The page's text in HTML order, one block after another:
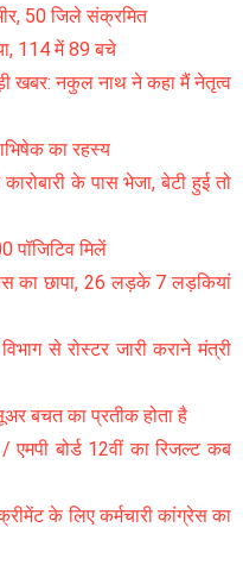
50 जिले संक्रमित
114 में 89 बचे
खबर: नकुल नाथ ने कहा मैं नेतृत्व
का रहस्य
के पास भेजा, बेटी हुई तो
पॉजिटिव मिलें
का छापा, 26 लड़के 7 लड़कियां
से रोस्टर जारी कराने मंत्री
बचत का प्रतीक होता है
बोर्ड 12वीं का रिजल्ट कब
के लिए कर्मचारी कांग्रेस का